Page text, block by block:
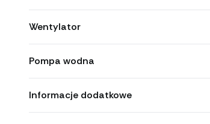
Wentylator
Pompa wodna
Informacje dodatkowe